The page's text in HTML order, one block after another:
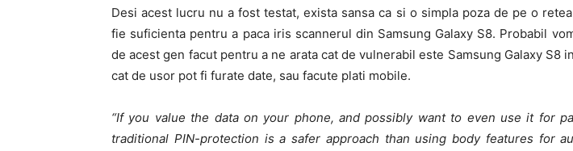
Desi acest lucru nu a fost testat, exista sansa ca si o simpla poza de pe o
fie suficienta pentru a paca iris scannerul din Samsung Galaxy S8. Probabil
de acest gen facut pentru a ne arata cat de vulnerabil este Samsung Galaxy S8
cat de usor pot fi furate date, sau facute plati mobile.
“If you value the data on your phone, and possibly want to even use it for
traditional PIN-protection is a safer approach than using body features for